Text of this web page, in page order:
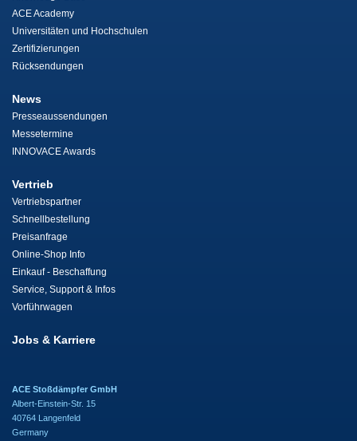
ACE Academy
Universitäten und Hochschulen
Zertifizierungen
Rücksendungen
News
Presseaussendungen
Messetermine
INNOVACE Awards
Vertrieb
Vertriebspartner
Schnellbestellung
Preisanfrage
Online-Shop Info
Einkauf - Beschaffung
Service, Support & Infos
Vorführwagen
Jobs & Karriere
ACE Stoßdämpfer GmbH
Albert-Einstein-Str. 15
40764 Langenfeld
Germany